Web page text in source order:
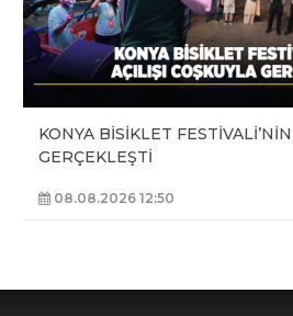
KONYA BİSİKLET
GERÇEKLEŞTİ
08.08.2026 12:50